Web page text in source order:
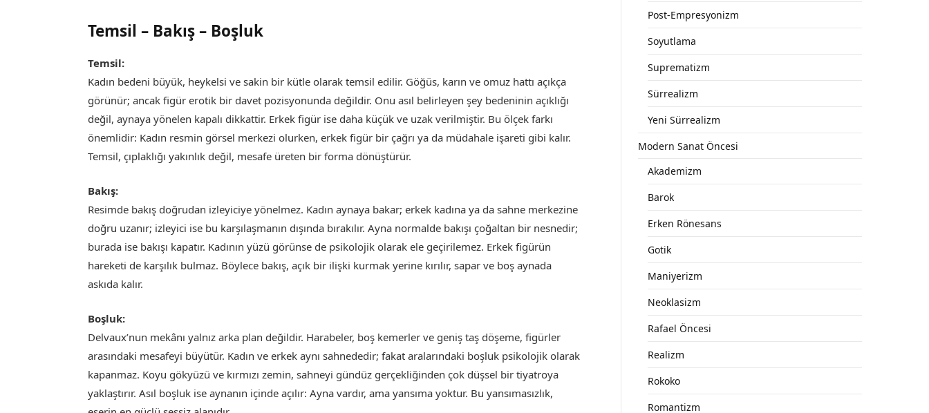
Temsil – Bakış – Boşluk
Temsil:
Kadın bedeni büyük, heykelsi ve sakin bir kütle olarak temsil edilir. Göğüs, karın ve omuz hattı açıkça
görünür; ancak figür erotik bir davet pozisyonunda değildir. Onu asıl belirleyen şey bedeninin açıklığı
değil, aynaya yönelen kapalı dikkattir. Erkek figür ise daha küçük ve uzak verilmiştir. Bu ölçek farkı
önemlidir: Kadın resmin görsel merkezi olurken, erkek figür bir çağrı ya da müdahale işareti gibi kalır.
Temsil, çıplaklığı yakınlık değil, mesafe üreten bir forma dönüştürür.
Bakış:
Resimde bakış doğrudan izleyiciye yönelmez. Kadın aynaya bakar; erkek kadına ya da sahne merkezine
doğru uzanır; izleyici ise bu karşılaşmanın dışında bırakılır. Ayna normalde bakışı çoğaltan bir nesnedir;
burada ise bakışı kapatır. Kadının yüzü görünse de psikolojik olarak ele geçirilemez. Erkek figürün
hareketi de karşılık bulmaz. Böylece bakış, açık bir ilişki kurmak yerine kırılır, sapar ve boş aynada
askıda kalır.
Boşluk:
Delvaux’nun mekânı yalnız arka plan değildir. Harabeler, boş kemerler ve geniş taş döşeme, figürler
arasındaki mesafeyi büyütür. Kadın ve erkek aynı sahnededir; fakat aralarındaki boşluk psikolojik olarak
kapanmaz. Koyu gökyüzü ve kırmızı zemin, sahneyi gündüz gerçekliğinden çok düşsel bir tiyatroya
yaklaştırır. Asıl boşluk ise aynanın içinde açılır: Ayna vardır, ama yansıma yoktur. Bu yansımasızlık,
Post-Empresyonizm
Soyutlama
Suprematizm
Sürrealizm
Yeni Sürrealizm
Modern Sanat Öncesi
Akademizm
Barok
Erken Rönesans
Gotik
Maniyerizm
Neoklasizm
Rafael Öncesi
Realizm
Rokoko
Romantizm